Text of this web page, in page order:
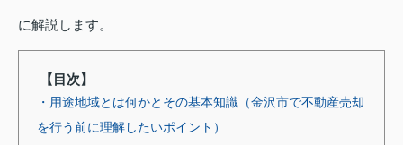
に解説します。
【目次】
・用途地域とは何かとその基本知識（金沢市で不動産売却
を行う前に理解したいポイント）